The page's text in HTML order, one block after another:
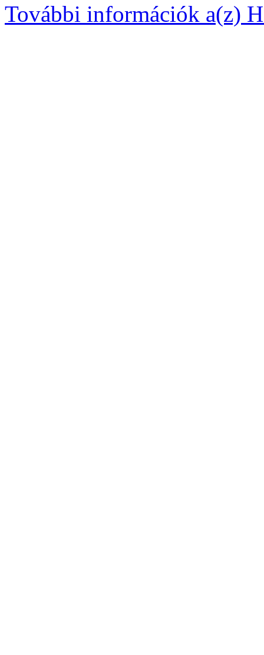
További információk a(z)